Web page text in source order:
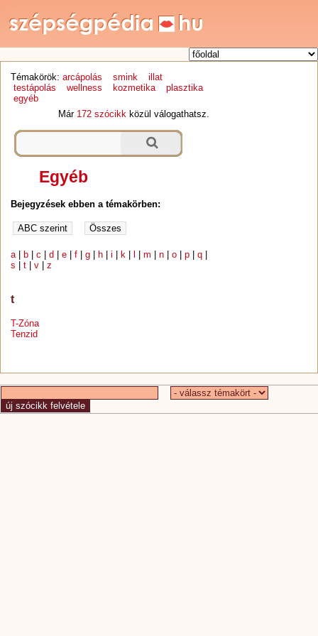
Témakörök: arcápolás smink
illat
testápolás
wellness kozmetika
plasztika
egyéb
Már 172 szócikk közül válogathatsz.
Egyéb
Bejegyzések ebben a témakörben:
a| b |c |d |e |f |g h |i k |m |n |o |p |q
s |t |v |z
t
T-Zóna
Tenzid